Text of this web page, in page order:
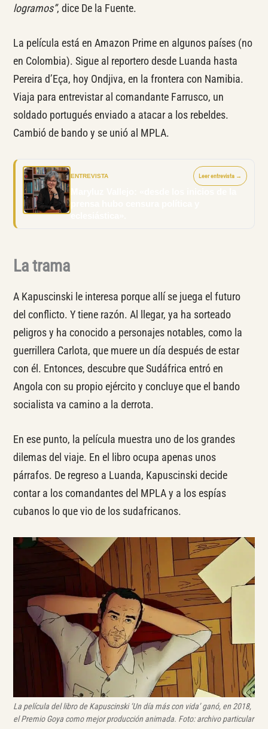
logramos”, dice De la Fuente.
La película está en Amazon Prime en algunos países (no
en Colombia). Sigue al reportero desde Luanda hasta
Pereira d’Eça, hoy Ondjiva, en la frontera con Namibia.
Viaja para entrevistar al comandante Farrusco, un
soldado portugués enviado a atacar a los rebeldes.
Cambió de bando y se unió al MPLA.
ENTREVISTA Leer entrevista →
eclesiástica».
La trama
A Kapuscinski le interesa porque allí se juega el futuro
del conflicto. Y tiene razón. Al llegar, ya ha sorteado
peligros y ha conocido a personajes notables, como la
guerrillera Carlota, que muere un día después de estar
con él. Entonces, descubre que Sudáfrica entró en
Angola con su propio ejército y concluye que el bando
socialista va camino a la derrota.
En ese punto, la película muestra uno de los grandes
dilemas del viaje. En el libro ocupa apenas unos
párrafos. De regreso a Luanda, Kapuscinski decide
contar a los comandantes del MPLA y a los espías
cubanos lo que vio de los sudafricanos.
La película del libro de Kapuscinski ‘Un día más con vida’ ganó, en 2018,
el Premio Goya como mejor producción animada. Foto: archivo particular